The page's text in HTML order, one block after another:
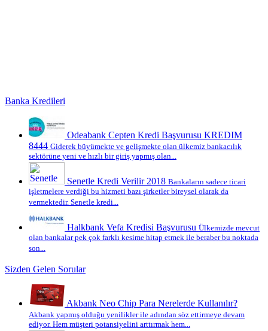
Banka Kredileri
Odeabank Cepten Kredi Başvurusu KREDIM
8444 Giderek büyümekte ve gelişmekte olan ülkemiz bankacılık
sektörüne yeni ve hızlı bir giriş yapmış olan...
Senetle Kredi Verilir 2018 Bankaların sadece ticari
işletmelere verdiği bu hizmeti bazı şirketler bireysel olarak da
vermektedir. Senetle kredi...
Halkbank Vefa Kredisi Başvurusu Ülkemizde mevcut
olan bankalar pek çok farklı kesime hitap etmek ile beraber bu noktada
son...
Sizden Gelen Sorular
Akbank Neo Chip Para Nerelerde Kullanılır?
Akbank yapmış olduğu yenilikler ile adından söz ettirmeye devam
ediyor. Hem müşteri potansiyelini arttırmak hem...